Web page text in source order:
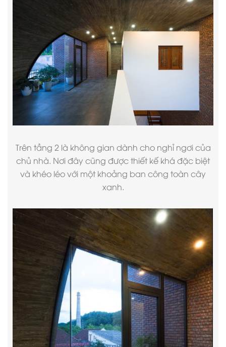
Trên tầng 2 là không gian dành cho nghỉ ngơi của
chủ nhà. Nơi đây cũng được thiết kế khá đặc biệt
và khéo léo với một khoảng ban công toàn cây
xanh.